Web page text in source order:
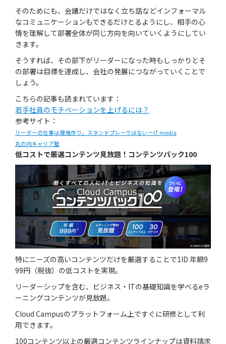
そのためにも、会議だけではなく立ち話などインフォーマル
なコミュニケーションもできるだけとるようにし、相手の心
情を理解して部署全体が同じ方向を向いていくようにしてい
きます。
そうすれば、その部下がリーダーになった時もしっかりとそ
の部署は目標を達成し、会社の発展につながっていくことで
しょう。
こちらの記事も読まれています：
若手社員のモチベーションを上げるには？
参考サイト：
リーダーの仕事は環境作り。スタンドプレーではないーIT media
丸の内キャリア塾
低コストで厳選コンテンツ見放題！コンテンツパック100
特にニーズの高いコンテンツだけを厳選することで1ID 年額9
99円（税抜）の低コストを実現。
リーダーシップを含む、ビジネス・ITの基礎知識を学べるeラ
ーニングコンテンツが見放題。
Cloud Campusのプラットフォーム上ですぐに研修として利
用できます。
100コンテンツ以上の厳選コンテンツラインナップは資料請求